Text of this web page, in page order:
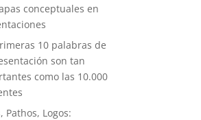
conceptuales en
10 palabras de
son tan
como las 10.000
Pathos, Logos: